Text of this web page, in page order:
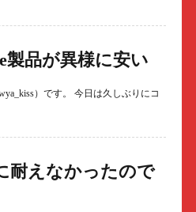
製品が異様に安い
）です。 今日は久しぶりにコ
耐えなかったので